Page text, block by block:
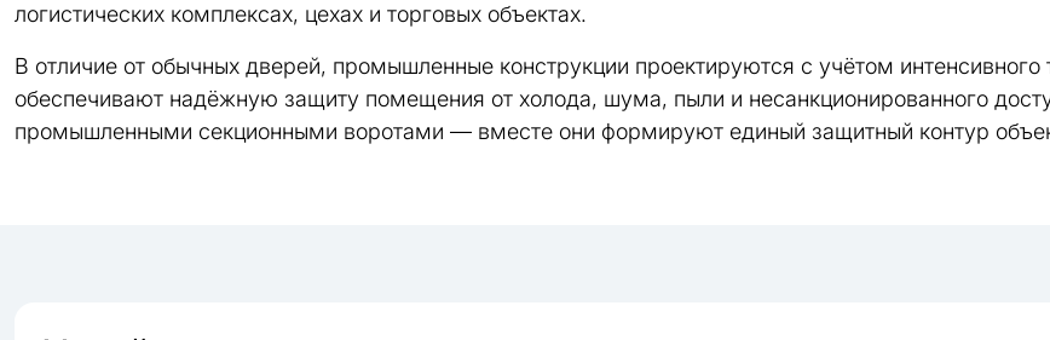
логистических комплексах, цехах и торговых объектах.
В отличие от обычных дверей, промышленные конструкции проектируются с учётом
обеспечивают надёжную защиту помещения от холода, шума, пыли и несанкционированного
промышленными секционными воротами — вместе они формируют единый защитный контур